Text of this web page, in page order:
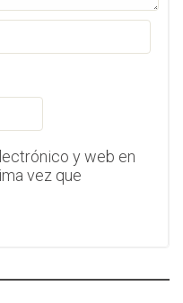
y web en
vez que